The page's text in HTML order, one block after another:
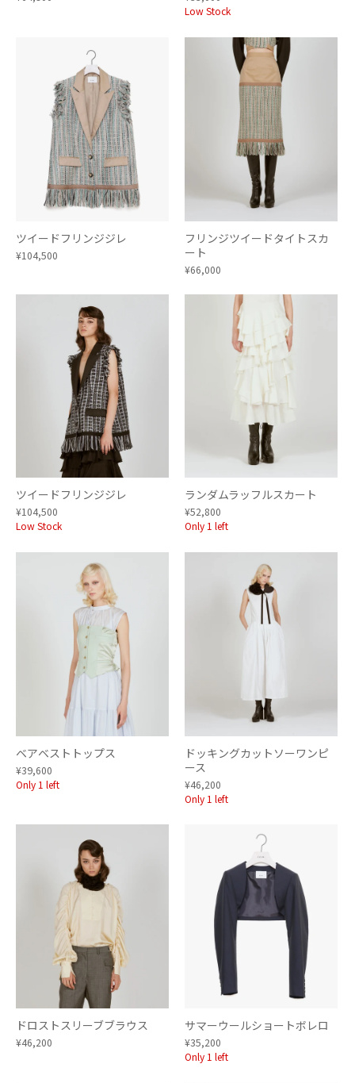
Low Stock
ツイードフリンジジレ
¥104,500
フリンジツイードタイトスカ
ート
¥66,000
ツイードフリンジジレ
¥104,500
Low Stock
ランダムラッフルスカート
¥52,800
Only 1 left
ベアベストトップス
¥39,600
Only 1 left
ドッキングカットソーワンピ
ース
¥46,200
Only 1 left
ドロストスリーブブラウス
¥46,200
サマーウールショートボレロ
¥35,200
Only 1 left